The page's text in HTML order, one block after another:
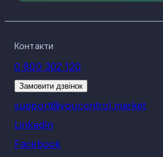
Контакти
0 800 302 120
Замовити дзвінок
support@youcontrol.market
LinkedIn
Facebook